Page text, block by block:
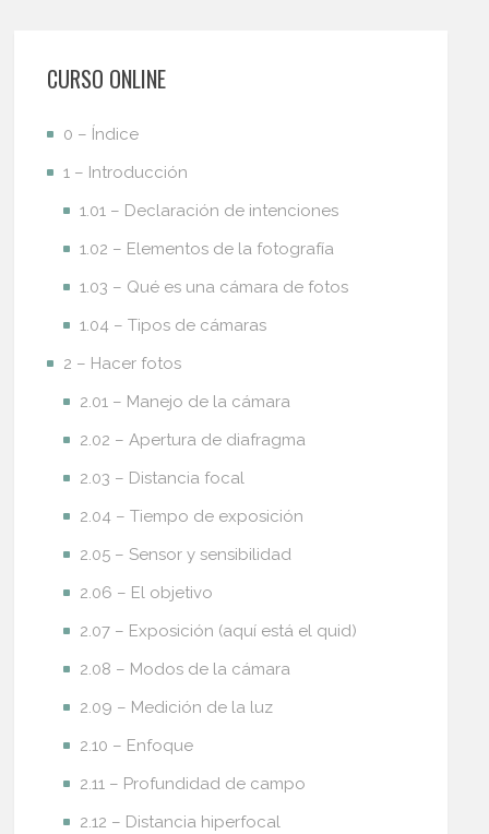
CURSO ONLINE
0 – Índice
1 – Introducción
1.01 – Declaración de intenciones
1.02 – Elementos de la fotografía
1.03 – Qué es una cámara de fotos
1.04 – Tipos de cámaras
2 – Hacer fotos
2.01 – Manejo de la cámara
2.02 – Apertura de diafragma
2.03 – Distancia focal
2.04 – Tiempo de exposición
2.05 – Sensor y sensibilidad
2.06 – El objetivo
2.07 – Exposición (aquí está el quid)
2.08 – Modos de la cámara
2.09 – Medición de la luz
2.10 – Enfoque
2.11 – Profundidad de campo
2.12 – Distancia hiperfocal